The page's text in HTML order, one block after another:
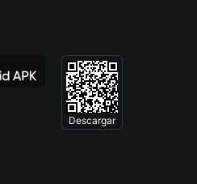
Descargar